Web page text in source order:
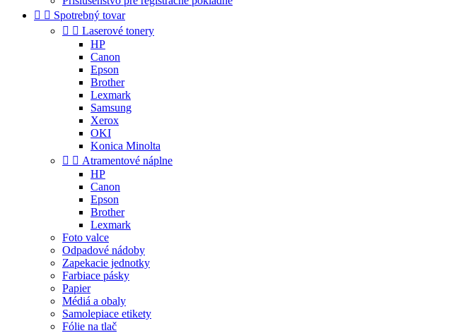
  Spotrebný tovar
  Laserové tonery
HP
Canon
Epson
Brother
Lexmark
Samsung
Xerox
OKI
Konica Minolta
  Atramentové náplne
HP
Canon
Epson
Brother
Lexmark
Foto valce
Odpadové nádoby
Zapekacie jednotky
Farbiace pásky
Papier
Médiá a obaly
Samolepiace etikety
Fólie na tlač